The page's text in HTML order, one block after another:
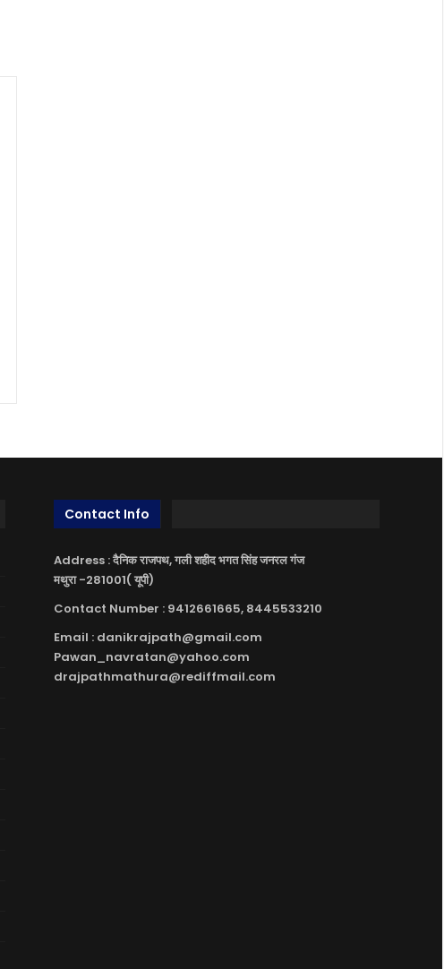
Contact Info
Address : दैनिक राजपथ, गली शहीद भगत सिंह जनरल गंज
मथुरा -281001( यूपी)
Contact Number : 9412661665, 8445533210
Email : danikrajpath@gmail.com
Pawan_navratan@yahoo.com
drajpathmathura@rediffmail.com